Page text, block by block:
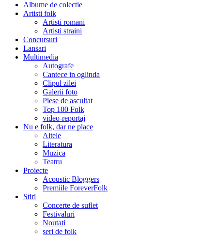
Albume de colectie
Artisti folk
Artisti romani
Artisti straini
Concursuri
Lansari
Multimedia
Autografe
Cantece in oglinda
Clipul zilei
Galerii foto
Piese de ascultat
Top 100 Folk
video-reportaj
Nu e folk, dar ne place
Altele
Literatura
Muzica
Teatru
Proiecte
Acoustic Bloggers
Premiile ForeverFolk
Stiri
Concerte de suflet
Festivaluri
Noutati
seri de folk